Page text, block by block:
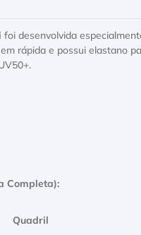
foi desenvolvida
rápida e possui elastano
Completa):
Quadril